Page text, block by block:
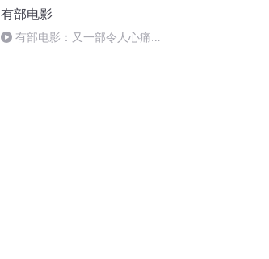
有部电影
有部电影：又一部令人心痛的